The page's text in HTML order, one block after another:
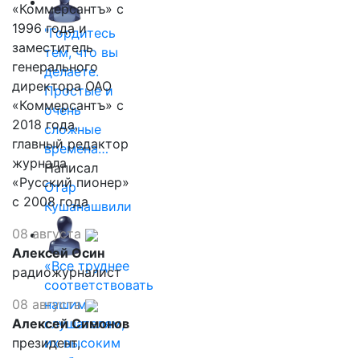
"Гордитесь
тем, что вы
делаете.
Простые и
очень
сложные
времена…
Написал
Отар
Кушанашвили
«Все труднее
соответствовать
нашим
слушателям,
их высоким
«Коммерсантъ» с
1996 года и
заместитель
генерального
директора ОАО
«Коммерсантъ» с
2018 года,
главный редактор
журнала
«Русский пионер»
с 2008 года
08 августа
Алексей Осин
радиожурналист
08 августа
Алексей Симонов
президент,